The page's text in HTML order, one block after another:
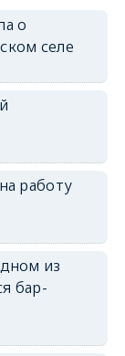
erid: 2SDnjcrDNw6
erid: 2SDnjdPjgYS
о
селе
работу
из
бар-